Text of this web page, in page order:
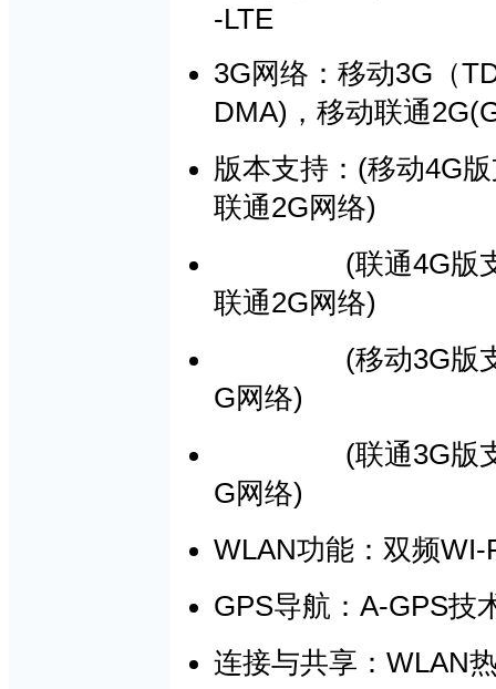
-LTE
3G网络：移动3G （
DMA) ，移动联通
版本支持： (移动4G
联通2G网络)
(联通4G版
联通2G网络)
(移动3G版
G网络)
(联通3G版
G网络)
WLAN功能：双频WI-
GPS导航： A-GPS技
连接与共享： WLAN